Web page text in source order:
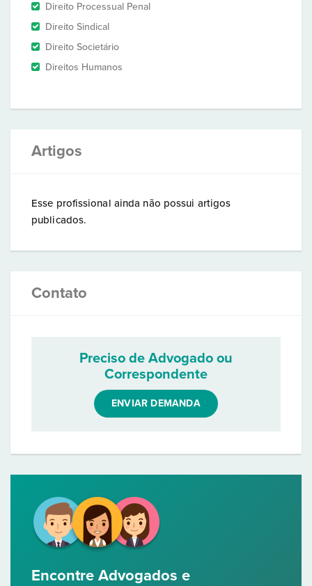
Direito Processual Penal
Direito Sindical
Direito Societário
Direitos Humanos
Artigos
Esse profissional ainda não possui artigos
publicados.
Contato
Preciso de Advogado ou
Correspondente
ENVIAR DEMANDA
Encontre Advogados e